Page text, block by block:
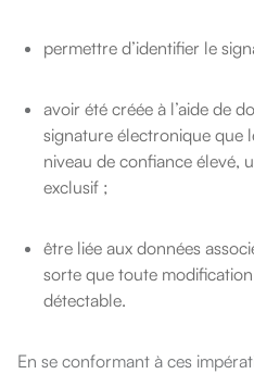
permettre d’identifier le
avoir été créée à l’aide de
signature électronique que
niveau de confiance élevé,
exclusif ;
être liée aux données
sorte que toute
détectable.
En se conformant à ces